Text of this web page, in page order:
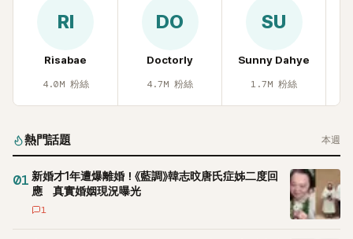
RI
Risabae
4.0M 粉絲
DO
Doctorly
4.7M 粉絲
SU
Sunny Dahye
1.7M 粉絲
熱門話題 本週
01 新婚才1年遭爆離婚！《藍調》韓志旼唐氏症姊二度回
應 真實婚姻現況曝光
1